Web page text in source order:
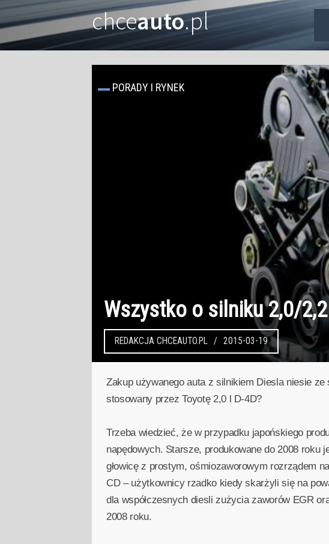
chceauto.pl
Wszystko o silniku 2,0/
PORADY I RYNEK
REDAKCJA CHCEAUTO.PL 2015-03-19
Zakup używanego auta z silnikiem Diesla niesie
stosowany przez Toyotę 2,0 l D-4D?
Trzeba wiedzieć, że w przypadku japońskiego
napędowych. Starsze, produkowane do 2008 roku
głowicę z prostym, ośmiozaworowym rozrządem
CD – użytkownicy rzadko kiedy skarżyli się na
dla współczesnych diesli zużycia zaworów EGR
2008 roku.